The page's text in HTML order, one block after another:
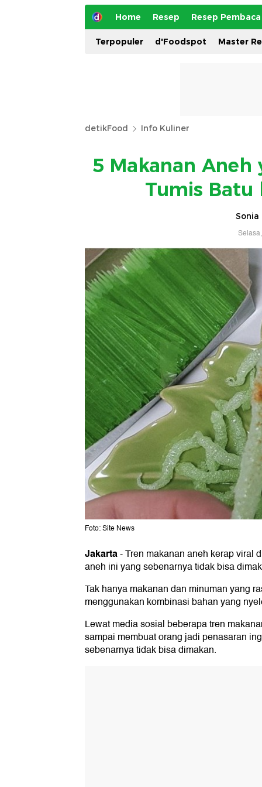
Home Resep Resep Pembaca
Terpopuler d'Foodspot Master
detikFood Info Kuliner
5 Makanan Aneh
Tumis Batu
Sonia
Foto: Site News
Jakarta-Tren makanan aneh kerap viral
aneh ini yang sebenarnya tidak bisa
Tak hanya makanan dan minuman yang
menggunakan kombinasi bahan yang
Lewat media sosial beberapa tren
sampai membuat orang jadi penasaran
sebenarnya tidak bisa dimakan.